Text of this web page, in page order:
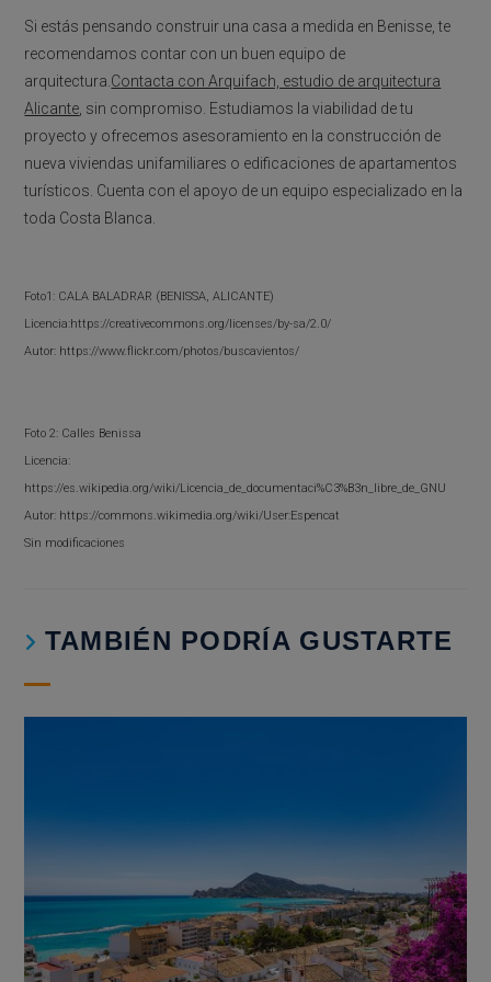
Si estás pensando construir una casa a medida en Benisse, te
recomendamos contar con un buen equipo de
arquitectura.Contacta con Arquifach, estudio de arquitectura
Alicante, sin compromiso. Estudiamos la viabilidad de tu
proyecto y ofrecemos asesoramiento en la construcción de
nueva viviendas unifamiliares o edificaciones de apartamentos
turísticos. Cuenta con el apoyo de un equipo especializado en la
toda Costa Blanca.
Foto1: CALA BALADRAR (BENISSA, ALICANTE)
Licencia:https://creativecommons.org/licenses/by-sa/2.0/
Autor: https://www.flickr.com/photos/buscavientos/
Foto 2: Calles Benissa
Licencia:
https://es.wikipedia.org/wiki/Licencia_de_documentaci%C3%B3n_libre_de_GNU
Autor: https://commons.wikimedia.org/wiki/User:Espencat
Sin modificaciones
TAMBIÉN PODRÍA GUSTARTE